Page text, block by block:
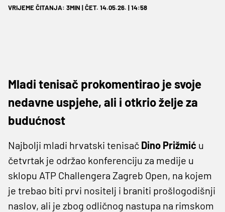
VRIJEME ČITANJA: 3MIN | ČET. 14.05.26. | 14:58
Mladi tenisač prokomentirao je svoje
nedavne uspjehe, ali i otkrio želje za
budućnost
Najbolji mladi hrvatski tenisač Dino Prižmić u
četvrtak je održao konferenciju za medije u
sklopu ATP Challengera Zagreb Open, na kojem
je trebao biti prvi nositelj i braniti prošlogodišnji
naslov, ali je zbog odličnog nastupa na rimskom